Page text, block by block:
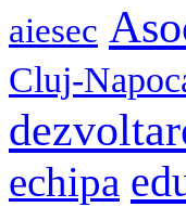
aiesec
Cluj-
echipa